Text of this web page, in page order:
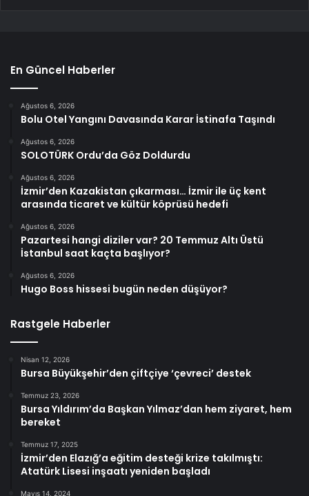
En Güncel Haberler
Ağustos 6, 2026
Bolu Otel Yangını Davasında Karar İstinafa Taşındı
Ağustos 6, 2026
SOLOTÜRK Ordu’da Göz Doldurdu
Ağustos 6, 2026
İzmir’den Kazakistan çıkarması… İzmir ile üç kent
arasında ticaret ve kültür köprüsü hedefi
Ağustos 6, 2026
Pazartesi hangi diziler var? 20 Temmuz Altı Üstü
İstanbul saat kaçta başlıyor?
Ağustos 6, 2026
Hugo Boss hissesi bugün neden düşüyor?
Rastgele Haberler
Nisan 12, 2026
Bursa Büyükşehir’den çiftçiye ‘çevreci’ destek
Temmuz 23, 2026
Bursa Yıldırım’da Başkan Yılmaz’dan hem ziyaret, hem
bereket
Temmuz 17, 2025
İzmir’den Elazığ’a eğitim desteği krize takılmıştı:
Atatürk Lisesi inşaatı yeniden başladı
Mayıs 14, 2024